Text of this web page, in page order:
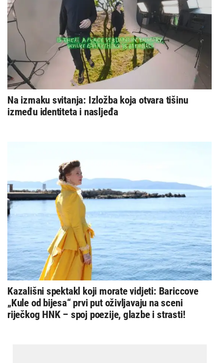
Na izmaku svitanja: Izložba koja otvara tišinu
između identiteta i nasljeđa
Kazališni spektakl koji morate vidjeti: Bariccove
„Kule od bijesa“ prvi put oživljavaju na sceni
riječkog HNK – spoj poezije, glazbe i strasti!